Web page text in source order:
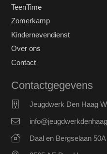
TeenTime
Zomerkamp
Kindernevendienst
Over ons
Contact
Contactgegevens
Jeugdwerk Den Haag
Daal en Bergselaan 50A